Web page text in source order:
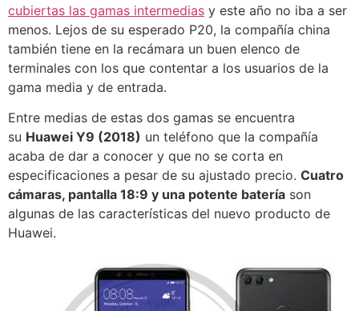
cubiertas las gamas intermedias y este año no iba a ser
menos. Lejos de su esperado P20, la compañía china
también tiene en la recámara un buen elenco de
terminales con los que contentar a los usuarios de la
gama media y de entrada.
Entre medias de estas dos gamas se encuentra
su Huawei Y9 (2018) un teléfono que la compañía
acaba de dar a conocer y que no se corta en
especificaciones a pesar de su ajustado precio. Cuatro
cámaras, pantalla 18:9 y una potente batería son
algunas de las características del nuevo producto de
Huawei.